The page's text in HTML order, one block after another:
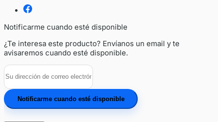
Notificarme cuando esté disponible
¿Te interesa este producto? Envíanos un email y te
avisaremos cuando esté disponible.
Notificarme cuando esté disponible